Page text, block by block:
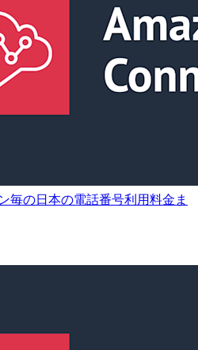
毎の日本の電話番号利用料金ま